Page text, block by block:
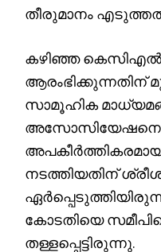
തീരുമാനം
കഴിഞ്ഞ
സാമൂഹിക
നടത്തിയതിന്
കോടതിയെ
തള്ളപ്പെട്ടിരുന്നു.